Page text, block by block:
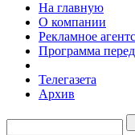
На главную
О компании
Рекламное
Программа
Телегазета
Архив